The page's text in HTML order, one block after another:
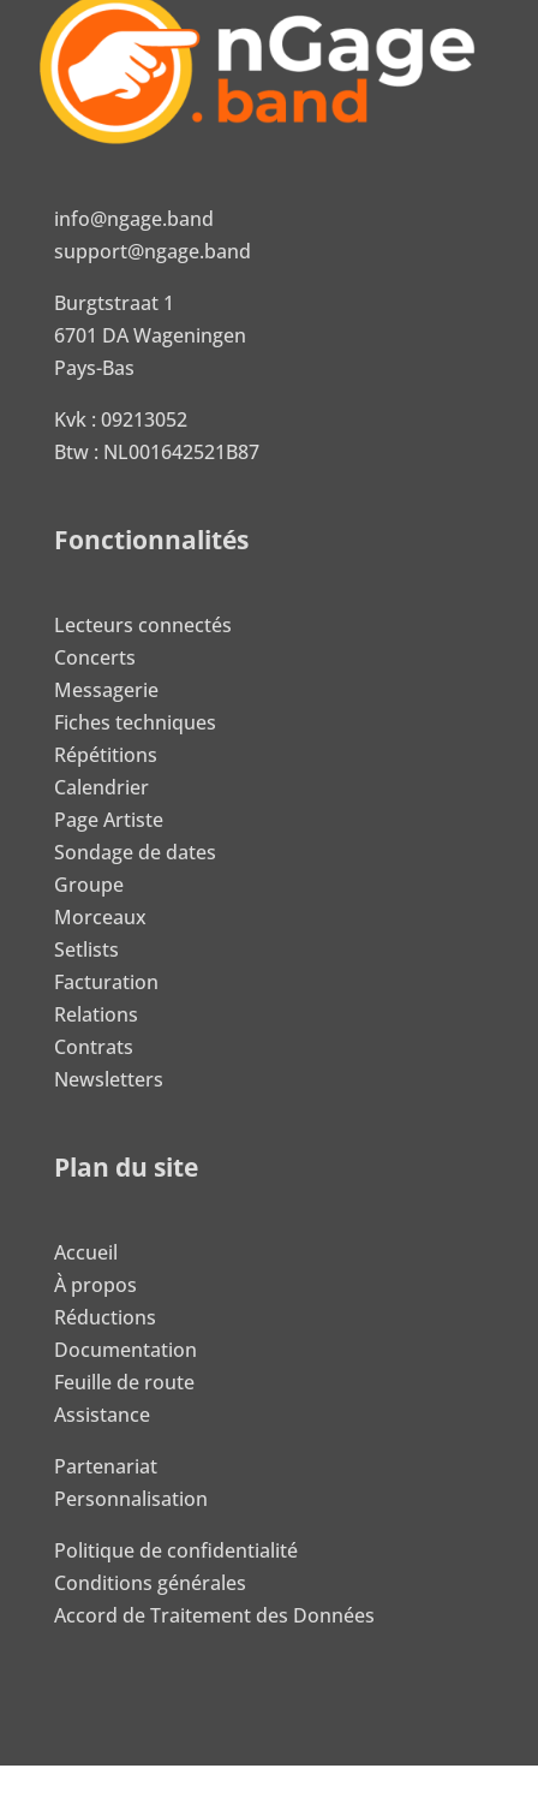
info@ngage.band
support@ngage.band
Burgtstraat 1
6701 DA Wageningen
Pays-Bas
Kvk : 09213052
Btw : NL001642521B87
Fonctionnalités
Lecteurs connectés
Concerts
Messagerie
Fiches techniques
Répétitions
Calendrier
Page Artiste
Sondage de dates
Groupe
Morceaux
Setlists
Facturation
Relations
Contrats
Newsletters
Plan du site
Accueil
À propos
Réductions
Documentation
Feuille de route
Assistance
Partenariat
Personnalisation
Politique de confidentialité
Conditions générales
Accord de Traitement des Données